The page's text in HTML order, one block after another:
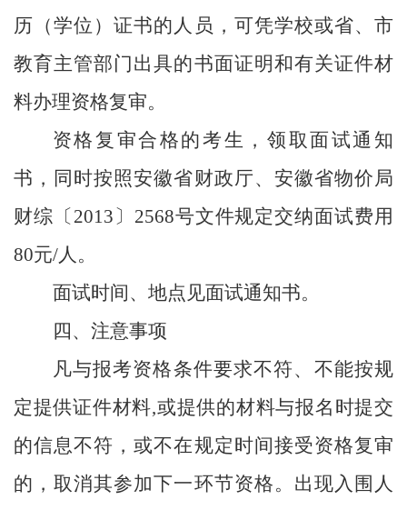
历（学位）证书的人员，可凭学校或省、市
教育主管部门出具的书面证明和有关证件材
料办理资格复审。
资格复审合格的考生，领取面试通知
书，同时按照安徽省财政厅、 安徽省物价局
财综〔 2013 〕 2568号文件规定交纳面试费用
80元/人。
面试时间、地点见面试通知书。
四、注意事项
凡与报考资格条件要求不符、不能按规
定提供证件材料,或提供的材料与报名时提交
的信息不符，或不在规定时间接受资格复审
的，取消其参加下一环节资格。出现入围人